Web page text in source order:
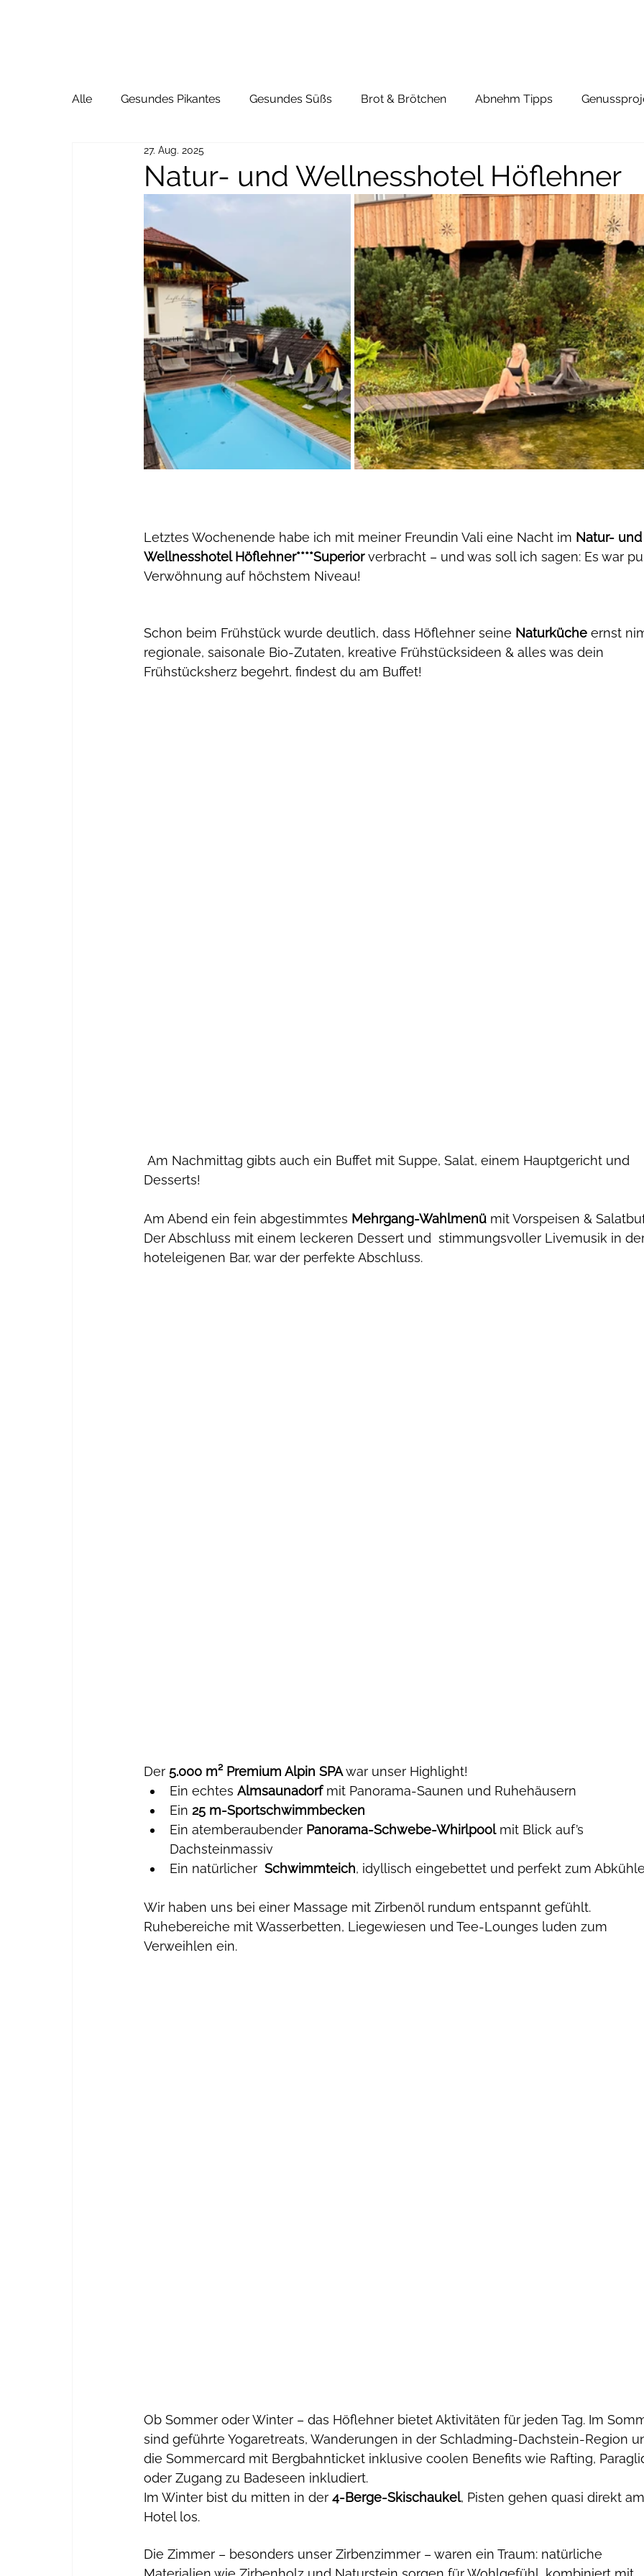
Alle Gesundes Pikantes Gesundes Süßs Brot & Brötchen Abnehm Tipps
Natur- und Wellnesshotel Höflehner
27. Aug. 2025
Letztes Wochenende habe ich mit meiner Freundin Vali eine Nacht im Natur-
Wellnesshotel Höflehner****Superior verbracht – und was soll ich sagen: Es war
Verwöhnung auf höchstem Niveau!
Schon beim Frühstück wurde deutlich, dass Höflehner seine Naturküche ernst
regionale, saisonale Bio-Zutaten, kreative Frühstücksideen & alles was dein
Frühstücksherz begehrt, findest du am Buffet!
Desserts!
Am Abend ein fein abgestimmtes Mehrgang-Wahlmenü mit Vorspeisen &
Der Abschluss mit einem leckeren Dessert und  stimmungsvoller Livemusik in
hoteleigenen Bar, war der perfekte Abschluss.
Der 5.000 m² Premium Alpin SPA war unser Highlight!
Ein echtes Almsaunadorf mit Panorama-Saunen und Ruhehäusern
Ein 25 m-Sportschwimmbecken
Ein atemberaubender Panorama-Schwebe-Whirlpool mit Blick auf’s
Dachsteinmassiv
Ein natürlicher Schwimmteich, idyllisch eingebettet und perfekt zum
Wir haben uns bei einer Massage mit Zirbenöl rundum entspannt gefühlt.
Ruhebereiche mit Wasserbetten, Liegewiesen und Tee-Lounges luden zum
Verweihlen ein.
Ob Sommer oder Winter – das Höflehner bietet Aktivitäten für jeden Tag. Im
sind geführte Yogaretreats, Wanderungen in der Schladming-Dachstein-Region
die Sommercard mit Bergbahnticket inklusive coolen Benefits wie Rafting,
oder Zugang zu Badeseen inkludiert.
Im Winter bist du mitten in der 4-Berge-Skischaukel, Pisten gehen quasi direkt
Hotel los.
Die Zimmer – besonders unser Zirbenzimmer – waren ein Traum: natürliche